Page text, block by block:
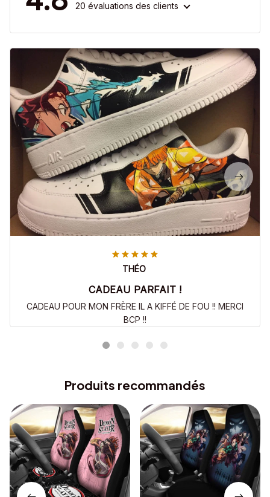
20 évaluations des clients
THÉO
CADEAU PARFAIT !
CADEAU POUR MON FRÈRE IL A KIFFÉ DE FOU !! MERCI
BCP !!
Produits recommandés